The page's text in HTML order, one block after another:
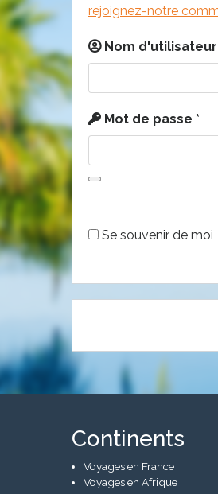
rejoignez-notre
Nom
Mot de passe *
Alternative:
Se souvenir de moi
Continents
Voyages en France
Voyages en Afrique